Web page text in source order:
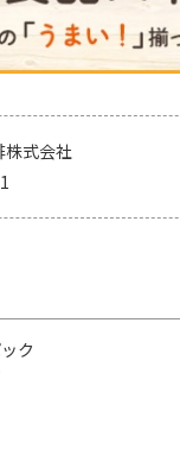
株式会社
ク